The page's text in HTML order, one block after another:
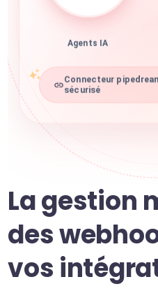
Agents IA
Connecteur
sécurisé
La gestion
des
vos